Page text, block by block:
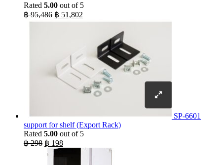
Rated 5.00 out of 5
฿95,486 Original
price
฿ 51,802
price
฿ 51,802.
SP-6601
support for shelf (Export Rack)
Rated 5.00 out of 5
฿298 Original
price
฿ 198Current
is: